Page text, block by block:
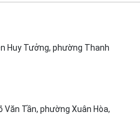
Huy Tưởng, phường Thanh
Văn Tần, phường Xuân Hòa,